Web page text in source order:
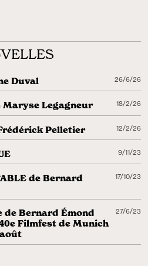
Duval 26/6/26
Maryse Legagneur 18/2/26
Pelletier 12/2/26
9/11/23
de Bernard
17/10/23
de Bernard Émond
Filmfest de Munich
27/6/23